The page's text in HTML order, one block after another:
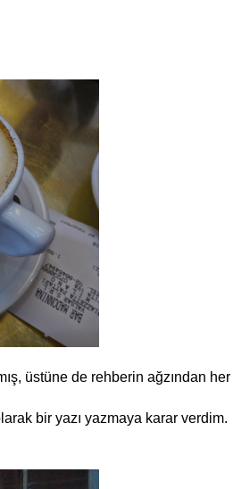
üstüne de rehberin ağzından her
bir yazı yazmaya karar verdim.